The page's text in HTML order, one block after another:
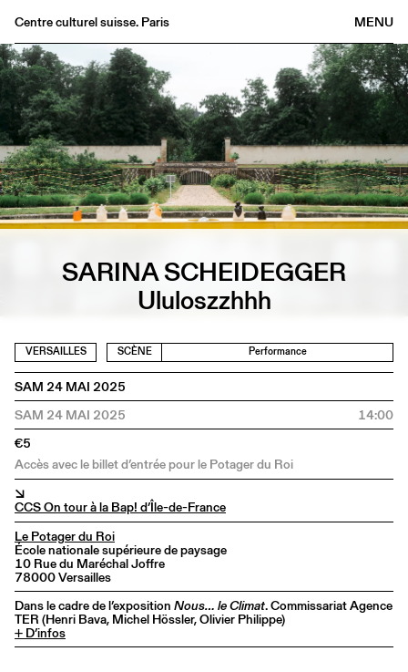
MENU
Centre culturel suisse. Paris
Agenda
Librairie
Buvette
Archives
Médiathèque
Éditions
Informations
SARINA SCHEIDEGGER
Ululoszzhhh
VERSAILLES SCÈNE Performance
SAM 24 MAI 2025
SAM 24 MAI 2025
14:00
€5
Accès avec le billet d’entrée pour le Potager du Roi
↘
CCS On tour à la Bap! d’Île-de-France
Le Potager du Roi
École nationale supérieure de paysage
10 Rue du Maréchal Joffre
78000 Versailles
Dans le cadre de l’exposition Nous… le Climat. Commissariat Agence
TER (Henri Bava, Michel Hössler, Olivier Philippe)
+ D’infos